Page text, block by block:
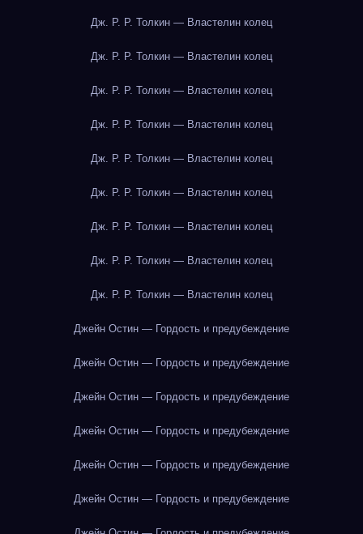
Дж. Р. Р. Толкин — Властелин колец
Дж. Р. Р. Толкин — Властелин колец
Дж. Р. Р. Толкин — Властелин колец
Дж. Р. Р. Толкин — Властелин колец
Дж. Р. Р. Толкин — Властелин колец
Дж. Р. Р. Толкин — Властелин колец
Дж. Р. Р. Толкин — Властелин колец
Дж. Р. Р. Толкин — Властелин колец
Дж. Р. Р. Толкин — Властелин колец
Джейн Остин — Гордость и предубеждение
Джейн Остин — Гордость и предубеждение
Джейн Остин — Гордость и предубеждение
Джейн Остин — Гордость и предубеждение
Джейн Остин — Гордость и предубеждение
Джейн Остин — Гордость и предубеждение